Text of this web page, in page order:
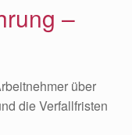
–
über
die Verfallfristen